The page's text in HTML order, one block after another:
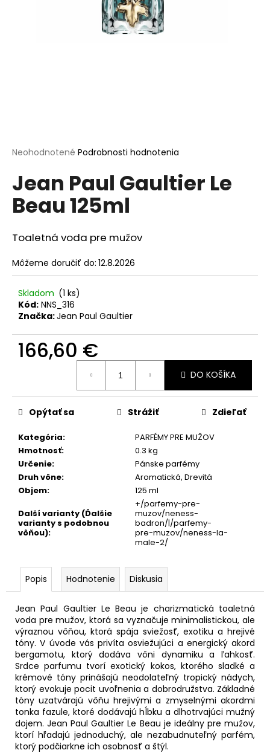
Priemerné
produktu
je
0,0
hviezdičiek.
Neohodnotené Podrobnosti hodnotenia
Jean Paul Gaultier Le
Beau 125ml
Toaletná voda pre mužov
Môžeme doručiť do: 12.8.2026
Skladom (1 ks)
Kód: NNS_316
Značka:Jean Paul Gaultier
166,60 €
DO KOŠÍKA
Kategória:
PARFÉMY PRE MUŽOV
Hmotnosť:
0.3 kg
Určenie:
Pánske parfémy
Druh vône:
Aromatická, Drevitá
Objem:
125 ml
Další varianty (Ďalšie
varianty s podobnou
vôňou):
+/parfemy-pre-
muzov/neness-
badron/|/parfemy-
pre-muzov/neness-la-
male-2/
Opýtať sa Strážiť Zdieľať
Popis Hodnotenie Diskusia
Jean Paul Gaultier Le Beau je charizmatická toaletná
voda pre mužov, ktorá sa vyznačuje minimalistickou, ale
výraznou vôňou, ktorá spája sviežosť, exotiku a hrejivé
tóny. V úvode vás privíta osviežujúci a energický akord
bergamotu, ktorý dodáva vôni dynamiku a ľahkosť.
Srdce parfumu tvorí exotický kokos, ktorého sladké a
krémové tóny prinášajú neodolateľný tropický nádych,
ktorý evokuje pocit uvoľnenia a dobrodružstva. Základné
tóny uzatvárajú vôňu hrejivými a zmyselnými akordmi
tonka fazule, ktoré dodávajú hĺbku a dlhotrvajúci mužný
dojem. Jean Paul Gaultier Le Beau je ideálny pre mužov,
ktorí hľadajú jednoduchý, ale nezabudnuteľný parfém,
ktorý podčiarkne ich osobnosť a štýl.
O
d
o
r
ú
č
a
m
e
SOL
DE
BODY
MIST
€
Pôvodne:
12
€